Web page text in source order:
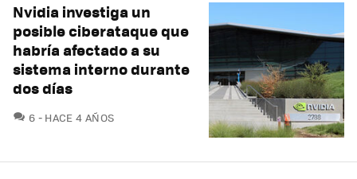
Nvidia investiga un
posible ciberataque que
habría afectado a su
sistema interno durante
dos días
6 COMENTARIOS
HACE 4 AÑOS